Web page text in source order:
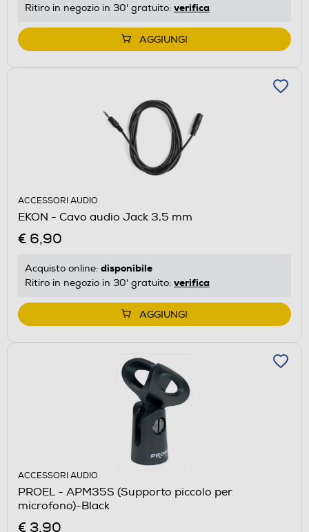
Ritiro in negozio in 30' gratuito: verifica
AGGIUNGI
ACCESSORI AUDIO
EKON - Cavo audio Jack 3,5 mm
€ 6,90
Acquisto online: disponibile
Ritiro in negozio in 30' gratuito: verifica
AGGIUNGI
ACCESSORI AUDIO
PROEL - APM35S (Supporto piccolo per
microfono)-Black
€ 3,90